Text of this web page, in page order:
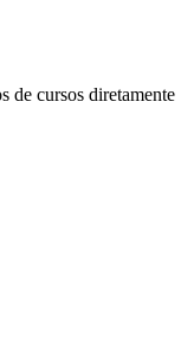
de cursos diretamente